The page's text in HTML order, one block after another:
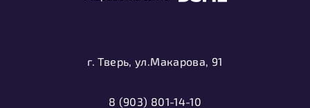
г. Тверь, ул.Макарова, 91
8 (903) 801-14-10